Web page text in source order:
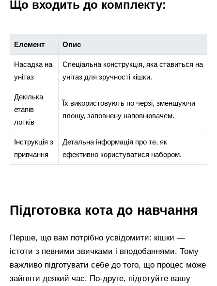
Що входить до комплекту:
Елемент Опис
Насадка на
унітаз
Спеціальна конструкція, яка ставиться на
унітаз для зручності кішки.
Декілька
етапів
лотків
Їх використовують по черзі, зменшуючи
площу, заповнену наповнювачем.
Інструкція з
привчання
Детальна інформація про те, як
ефективно користуватися набором.
Підготовка кота до навчання
Перше, що вам потрібно усвідомити: кішки —
істоти з певними звичками і вподобаннями. Тому
важливо підготувати себе до того, що процес може
зайняти деякий час. По-друге, підготуйте вашу